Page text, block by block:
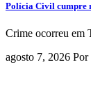
Polícia Civil cumpre
Crime ocorreu em
agosto 7, 2026 Por